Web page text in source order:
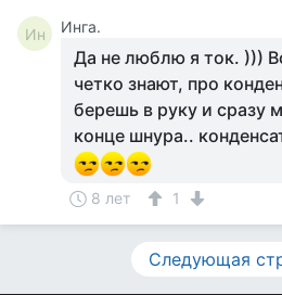
Ин Инга.
Да не люблю я ток. )))
четко знают, про
берешь в руку и сразу
конце шнура..
8 лет 1
Следующая